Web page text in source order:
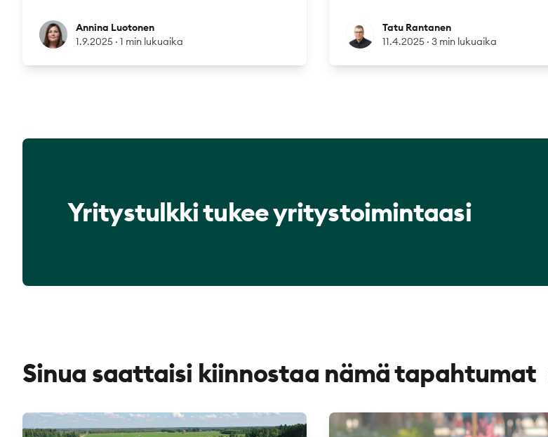
Annina Luotonen
Annina Luotonen
1.9.2025 · 1 min lukuaika
Tatu Rantanen
Tatu Rantanen
11.4.2025 ·3 min lukuaika
Yritystulkki tukee yritystoimintaasi
Sinua saattaisi kiinnostaa nämä tapahtumat